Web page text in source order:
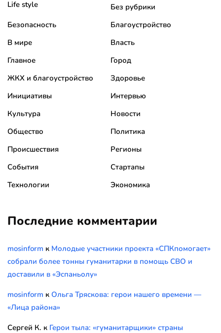
Life style
Без рубрики
Безопасность
Благоустройство
В мире
Власть
Главное
Город
ЖКХ и благоустройство
Здоровье
Инициативы
Интервью
Культура
Новости
Общество
Политика
Происшествия
Регионы
События
Стартапы
Технологии
Экономика
Последние комментарии
mosinform к Молодые участники проекта «СПКпомогает»
собрали более тонны гуманитарки в помощь СВО и
доставили в «Эспаньолу»
mosinform к Ольга Тряскова: герои нашего времени —
«Лица района»
Сергей К. к Герои тыла: «гуманитарщики» страны